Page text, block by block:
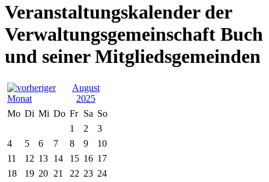
Veranstaltungskalender der
Verwaltungsgemeinschaft Buch
und seiner Mitgliedsgemeinden
August
2025
Mo Di Mi Do Fr Sa So
1
2
3
4
5 6 7 8 9
10
11
12 13 14 15 16 17
18
19 20 21 22 23 24